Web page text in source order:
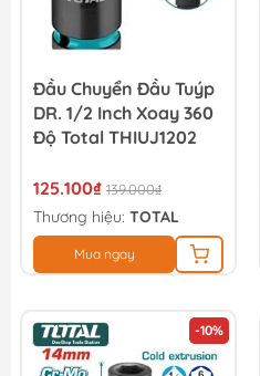
Đầu Chuyển Đầu Tuýp
DR. 1/2 Inch Xoay 360
Độ Total THIUJ1202
125.100₫ 139.000₫
Thương hiệu: TOTAL
Mua ngay
-10%